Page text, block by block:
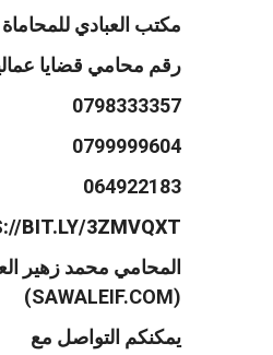
مكتب العبادي للمحاماة
رقم محامي قضايا
0798333357
0799999604
064922183
BIT.LY/3ZMVQXT
المحامي محمد زهير
(SAWALEIF.COM)
يمكنكم التواصل مع